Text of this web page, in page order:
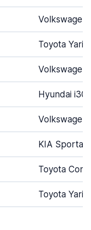
Volkswagen
Toyota Yaris
Volkswagen
Hyundai i30
Volkswagen
KIA
Toyota
Toyota Yaris